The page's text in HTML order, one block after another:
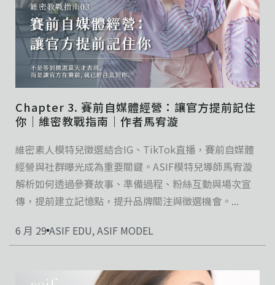
Chapter 3. 賽前自媒體經營：讓官方提前記住
你｜維密教戰指南｜作者馬宥漩
維密素人模特兒徵選結合IG、TikTok直播，賽前自媒體
經營與社群曝光成為重要關鍵。ASIF模特兒導師馬宥漩
解析如何透過參賽故事、準備過程、粉絲互動與場次宣
傳，提前建立記憶點，提升品牌關注與徵選機會。...
6 月 29 ASIF EDU,ASIF MODEL